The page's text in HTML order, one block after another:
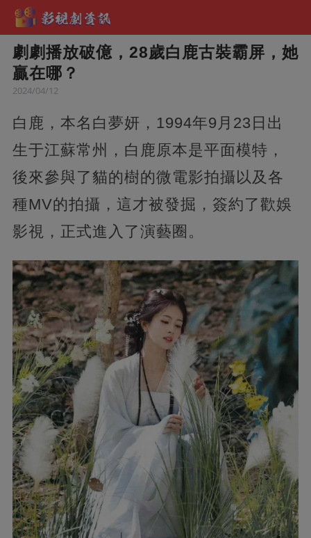
劇劇播放破億，28歲白鹿古裝霸屏，她
贏在哪？
2024/04/12
白鹿，本名白夢妍，1994年9月23日出
生于江蘇常州，白鹿原本是平面模特，
後來參與了貓的樹的微電影拍攝以及各
種MV的拍攝，這才被發掘，簽約了歡娛
影視，正式進入了演藝圈。